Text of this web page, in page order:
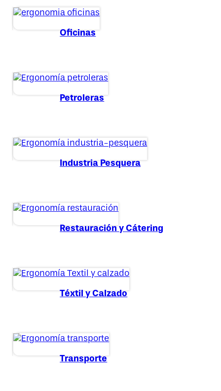
Oficinas
Petroleras
Industria Pesquera
Restauración y Cátering
Téxtil y Calzado
Transporte